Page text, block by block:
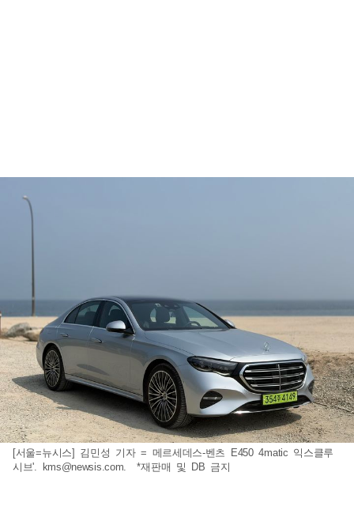
[서울=뉴시스] 김민성 기자 = 메르세데스-벤츠 E450 4matic 익스클루
시브'. kms@newsis.com . *재판매 및 DB 금지